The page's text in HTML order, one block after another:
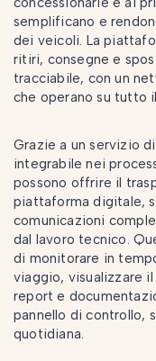
semplificano e
dei veicoli. La
ritiri, consegne e
tracciabile, con un
che operano su tutto
Grazie a un servizio
integrabile nei
possono offrire il
piattaforma digitale,
comunicazioni
dal lavoro tecnico.
di monitorare in
viaggio, visualizzare
report e
pannello di controllo,
quotidiana.